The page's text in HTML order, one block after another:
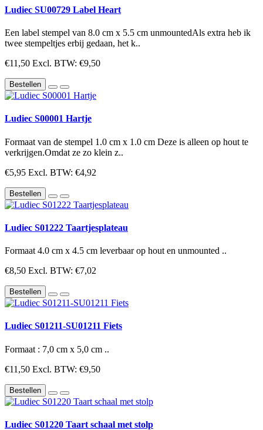
Ludiec SU00729 Label Heart
Een label stempel van 8.0 cm x 5.5 cm unmountedAls extra heb ik
twee stempeltjes erbij gedaan, het k..
€11,50 Excl. BTW: €9,50
Bestellen
Ludiec S00001 Hartje
Formaat van de stempel 1.0 cm x 1.0 cm Deze is alleen op hout te
verkrijgen.Omdat ze zo klein z..
€5,95 Excl. BTW: €4,92
Bestellen
Ludiec S01222 Taartjesplateau
Formaat 4.0 cm x 4.5 cm leverbaar op hout en unmounted ..
€8,50 Excl. BTW: €7,02
Bestellen
Ludiec S01211-SU01211 Fiets
Formaat : 7,0 cm x 5,0 cm ..
€11,50 Excl. BTW: €9,50
Bestellen
Ludiec S01220 Taart schaal met stolp